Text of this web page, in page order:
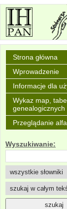
Strona główna
Wprowadzenie
Informacje dla
Wykaz map,
genealogicznych
Przeglądanie
Wyszukiwanie: